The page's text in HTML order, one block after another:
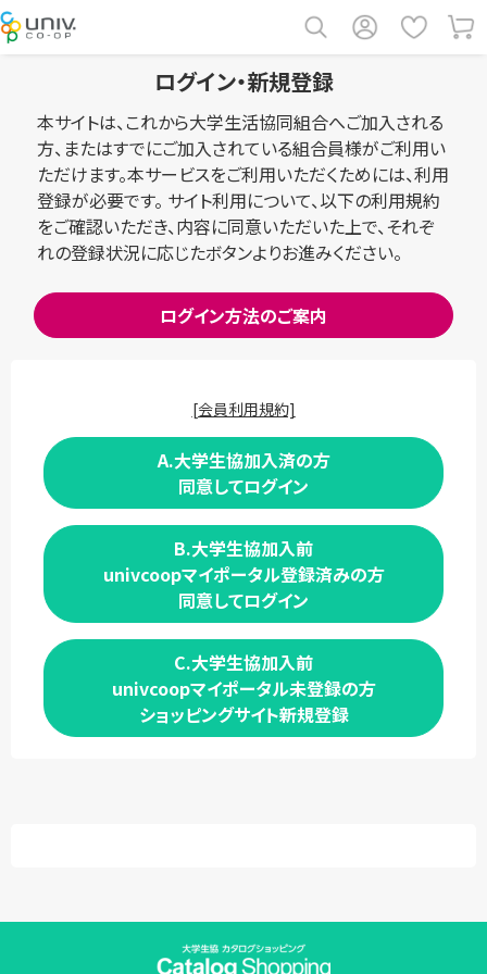
ログイン・新規登録
本サイトは、これから大学生活協同組合へご加入される
方、またはすでにご加入されている組合員様がご利用い
ただけます。本サービスをご利用いただくためには、利用
登録が必要です。 サイト利用について、以下の利用規約
をご確認いただき、内容に同意いただいた上で、それぞ
れの登録状況に応じたボタンよりお進みください。
ログイン方法のご案内
[会員利用規約]
A.大学生協加入済の方
同意してログイン
B.大学生協加入前
univcoopマイポータル登録済みの方
同意してログイン
C.大学生協加入前
univcoopマイポータル未登録の方
ショッピングサイト新規登録